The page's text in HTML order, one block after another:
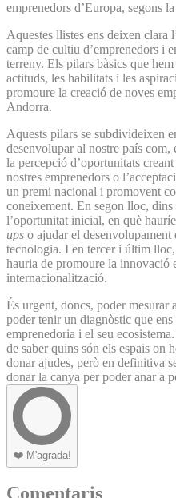
emprenedors d’Europa, segons
Aquestes llistes ens deixen clara
camp de cultiu d’emprenedors i
terreny. Els pilars bàsics que
actituds, les habilitats i les
promoure la creació de noves
Andorra.
Aquests pilars se subdivideixen
desenvolupar al nostre país
la percepció d’oportunitats
nostres emprenedors o
un premi nacional i promovent
coneixement. En segon lloc,
l’oportunitat inicial, en què
ups o ajudar el
tecnologia. I en tercer i últim
hauria de promoure la innovació
internaciona­lització.
És urgent, doncs, poder mesurar
poder tenir un diagnòstic que
emprenedoria i el seu
de saber quins són els espais on
donar ajudes, però en definitiva
donar la canya per poder anar a
❤️ M'agrada!
Comentaris